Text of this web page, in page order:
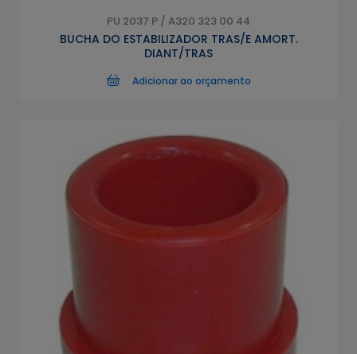
PU 2037 P / A320 323 00 44
BUCHA DO ESTABILIZADOR TRAS/E AMORT.
DIANT/TRAS
Adicionar ao orçamento